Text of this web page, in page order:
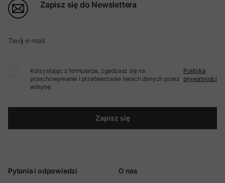
Zapisz się do Newslettera
Twój e-mail
Korzystając z formularza, zgadzasz się na
przechowywanie i przetwarzanie twoich danych przez
witrynę.
Polityka
prywatności
Zapisz się
Pytania i odpowiedzi O nas